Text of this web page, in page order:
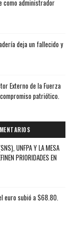
como administrador
deja un fallecido y
Externo de la Fuerza
patriótico.
UNFPA Y LA MESA
PRIORIDADES EN
euro subió a $68.80.